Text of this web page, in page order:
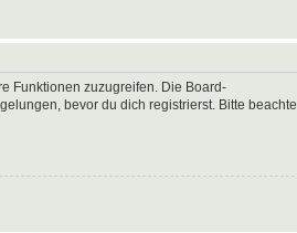
Funktionen zuzugreifen. Die Board-
bevor du dich registrierst. Bitte beachte